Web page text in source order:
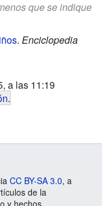
que se indique
. Enciclopedia
a las 11:19
.
CC BY-SA 3.0, a
de la